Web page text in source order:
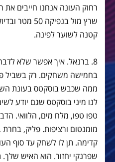
רחוק העונה אנחנו חייבים את
שרץ מול
קטנה לשוער לפינה.
בחמישה משחקים. רק בשביל
ממה שכבש בוסקטס בעונת
לנו מיני בוסקטס שגם יודע
טפו טפו, מלח מים, הלוואי.
מומנטום ורציפות. פליק,
קדימה. תן לו לשחק עד סוף
שפרנקי יחזור. הוא האיש